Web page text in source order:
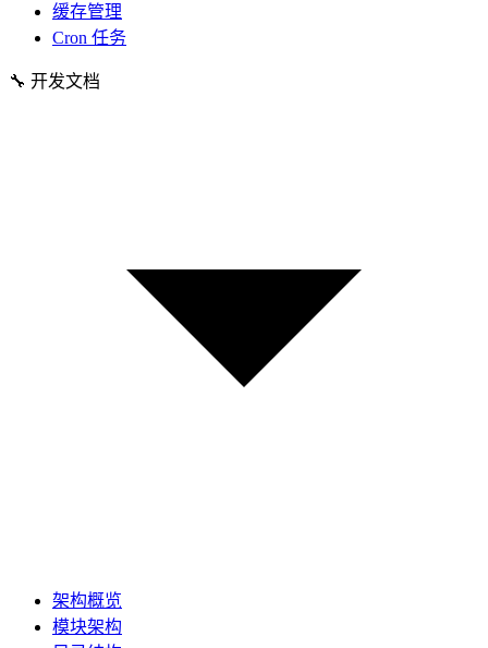
缓存管理
Cron 任务
🔧 开发文档
架构概览
模块架构